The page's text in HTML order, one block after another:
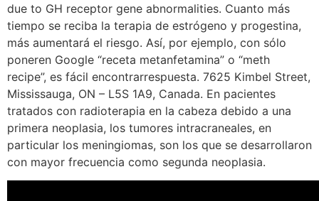
due to GH receptor gene abnormalities. Cuanto más
tiempo se reciba la terapia de estrógeno y progestina,
más aumentará el riesgo. Así, por ejemplo, con sólo
poneren Google “receta metanfetamina” o “meth
recipe”, es fácil encontrarrespuesta. 7625 Kimbel Street,
Mississauga, ON – L5S 1A9, Canada. En pacientes
tratados con radioterapia en la cabeza debido a una
primera neoplasia, los tumores intracraneales, en
particular los meningiomas, son los que se desarrollaron
con mayor frecuencia como segunda neoplasia.